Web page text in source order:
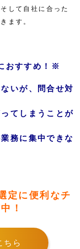
して自社に合った
ます。
おすすめ！※
いが、問合せ対
てしまうことが
務に集中できな
定に便利なチ
！
ちら